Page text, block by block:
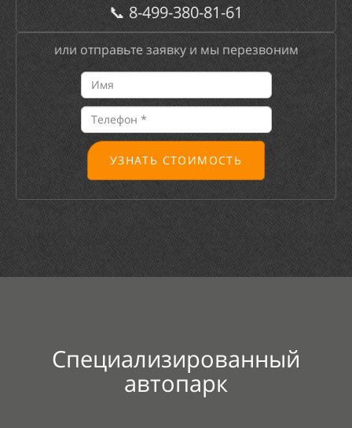
📞 8-499-380-81-61
или отправьте заявку и мы перезвоним
УЗНАТЬ СТОИМОСТЬ
Специализированный
автопарк